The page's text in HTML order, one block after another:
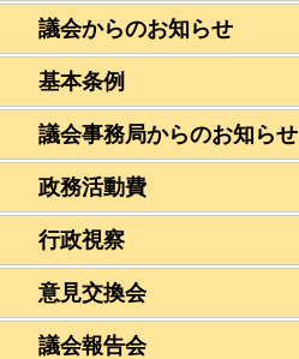
議会からのお知らせ
基本条例
議会事務局からのお知らせ
政務活動費
行政視察
意見交換会
議会報告会